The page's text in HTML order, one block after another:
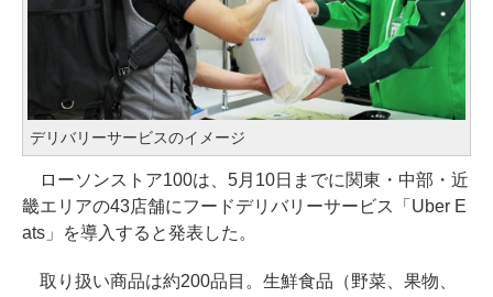
デリバリーサービスのイメージ
ローソンストア100は、5月10日までに関東・中部・近
畿エリアの43店舗にフードデリバリーサービス「Uber E
ats」を導入すると発表した。
取り扱い商品は約200品目。生鮮食品（野菜、果物、